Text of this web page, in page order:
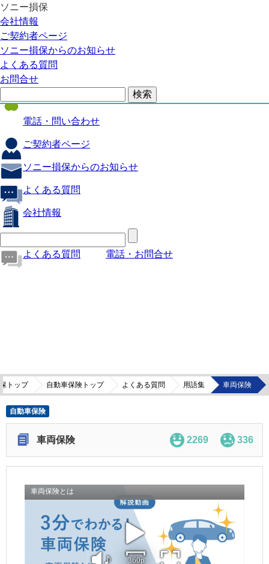
ソニー損保
会社情報
ご契約者ページ
ソニー損保からのお知らせ
よくある質問
お問合せ
自動車保険
医療保険
火災保険
海外旅行保険
電話・問い合わせ
ご契約者ページ
ソニー損保からのお知らせ
よくある質問
会社情報
よくある質問 電話・お問合せ
トップ 自動車保険トップ よくある質問 用語集 車両保険
自動車保険
車両保険 2269 336